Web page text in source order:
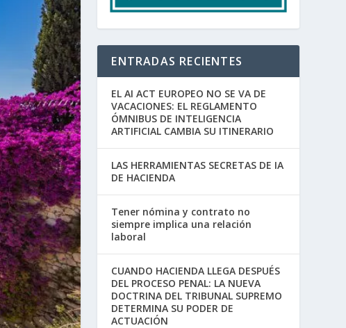
ENTRADAS RECIENTES
EL AI ACT EUROPEO NO SE VA DE
VACACIONES: EL REGLAMENTO
ÓMNIBUS DE INTELIGENCIA
ARTIFICIAL CAMBIA SU ITINERARIO
LAS HERRAMIENTAS SECRETAS DE IA
DE HACIENDA
Tener nómina y contrato no
siempre implica una relación
laboral
CUANDO HACIENDA LLEGA DESPUÉS
DEL PROCESO PENAL: LA NUEVA
DOCTRINA DEL TRIBUNAL SUPREMO
DETERMINA SU PODER DE
ACTUACIÓN